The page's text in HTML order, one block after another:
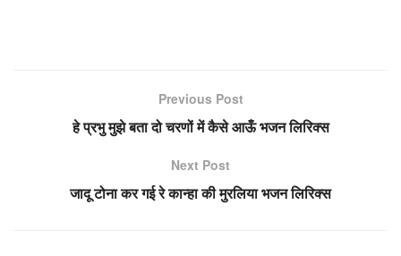
Previous Post
हे प्रभु मुझे बता दो चरणों में कैसे आऊँ भजन लिरिक्स
Next Post
जादू टोना कर गई रे कान्हा की मुरलिया भजन लिरिक्स